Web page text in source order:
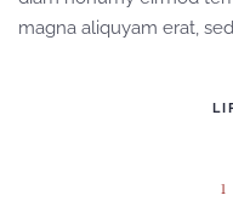
magna aliquyam erat,
1